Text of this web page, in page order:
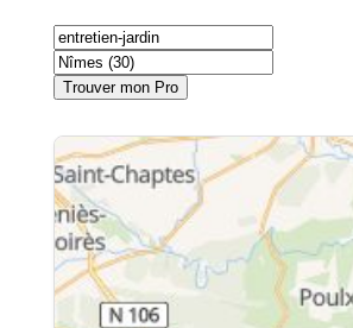
Trouver mon Pro